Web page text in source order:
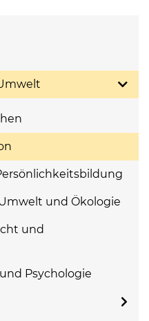
und Ökologie
und
Psychologie